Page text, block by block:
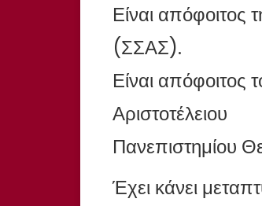
Είναι απόφοιτος
(ΣΣΑΣ).
Είναι απόφοιτος
Αριστοτέλειου
Πανεπιστημίου
Έχει κάνει